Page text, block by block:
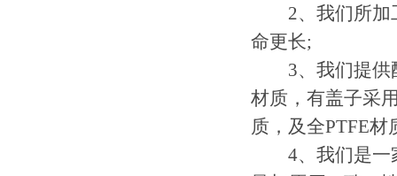
2、我们所加工
命更长;
3、我们提供配
材质，有盖子采
质，及全PTFE
4、我们是一家